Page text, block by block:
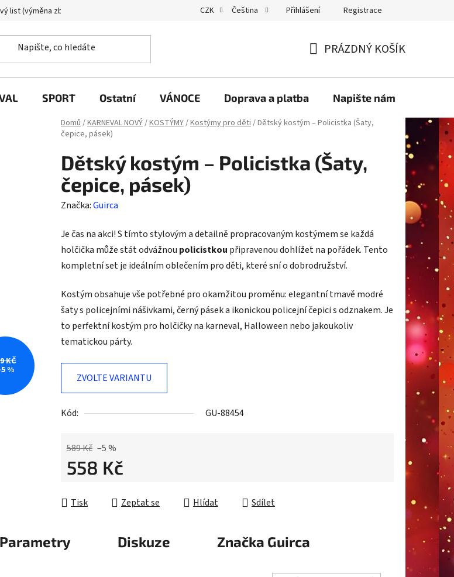
list (výměna zboží) GDPR
CZK Čeština Přihlášení Registrace
KOŠÍK
PRÁZDNÝ KOŠÍK
SPORT Ostatní VÁNOCE Doprava a platba Napište nám
Domů/KARNEVAL NOVÝ/KOSTÝMY/Kostýmy pro děti/Dětský kostým – Policistka (Šaty,
čepice, pásek)
Dětský kostým – Policistka (Šaty,
čepice, pásek)
Značka:Guirca
Je čas na akci! S tímto stylovým a detailně propracovaným kostýmem se každá
holčička může stát odvážnou policistkou připravenou dohlížet na pořádek. Tento
kompletní set je ideálním oblečením pro děti, které sní o dobrodružství.
Kostým obsahuje vše potřebné pro okamžitou proměnu: elegantní tmavě modré
šaty s policejními nášivkami, černý pásek a ikonickou policejní čepici s odznakem. Je
to perfektní kostým pro holčičky na karneval, Halloween nebo jakoukoliv
tematickou párty.
ZVOLTE VARIANTU
Kód: GU-88454
589 Kč –5 %
558 Kč
Tisk
Zeptat se Hlídat Sdílet
KČ
%
Parametry Diskuze Značka Guirca